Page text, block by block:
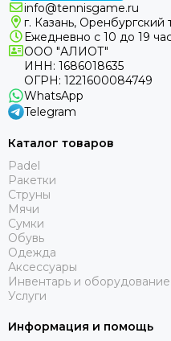
info@tennisgame.ru
г. Казань, Оренбургский
Ежедневно с 10 до 19
ООО "АЛИОТ"
ИНН: 1686018635
ОГРН: 1221600084749
WhatsApp
Telegram
Каталог товаров
Padel
Ракетки
Струны
Мячи
Сумки
Обувь
Одежда
Аксессуары
Инвентарь и оборудование
Услуги
Информация и помощь